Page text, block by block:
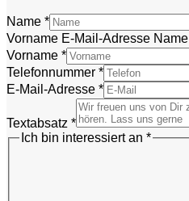
Name *
Vorname E-Mail-Adresse Name
Vorname *
Telefonnummer *
E-Mail-Adresse *
Textabsatz *
Ich bin interessiert an *